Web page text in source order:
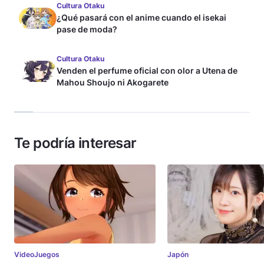
Cultura Otaku
¿Qué pasará con el anime cuando el isekai
pase de moda?
Cultura Otaku
Venden el perfume oficial con olor a Utena de
Mahou Shoujo ni Akogarete
Te podría interesar
VideoJuegos Japón